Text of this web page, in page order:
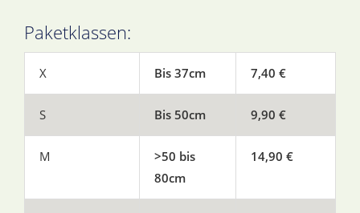
Paketklassen:
X Bis 37cm 7,40 €
S Bis 50cm 9,90 €
M
>50 bis
80cm
14,90 €